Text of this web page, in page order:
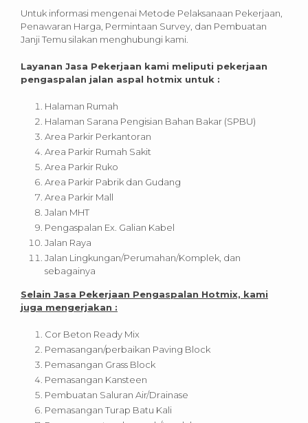
Untuk informasi mengenai Metode Pelaksanaan Pekerjaan,
Penawaran Harga, Permintaan Survey, dan Pembuatan
Janji Temu silakan menghubungi kami.
Layanan Jasa Pekerjaan kami meliputi pekerjaan
pengaspalan jalan aspal hotmix untuk :
Halaman Rumah
Halaman Sarana Pengisian Bahan Bakar (SPBU)
Area Parkir Perkantoran
Area Parkir Rumah Sakit
Area Parkir Ruko
Area Parkir Pabrik dan Gudang
Area Parkir Mall
Jalan MHT
Pengaspalan Ex. Galian Kabel
Jalan Raya
Jalan Lingkungan/Perumahan/Komplek, dan
sebagainya
Selain Jasa Pekerjaan Pengaspalan Hotmix, kami
juga mengerjakan :
Cor Beton Ready Mix
Pemasangan/perbaikan Paving Block
Pemasangan Grass Block
Pemasangan Kansteen
Pembuatan Saluran Air/Drainase
Pemasangan Turap Batu Kali